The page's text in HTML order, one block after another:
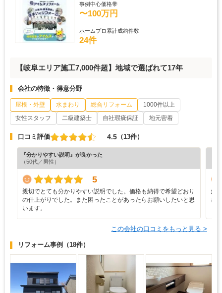
事例中心価格帯
〜100万円
ホームプロ累計成約件数
24件
【岐阜エリア施工7,000件超】地域で選ばれて17年
会社の特徴・得意分野
屋根・外壁 水まわり 総合リフォーム
1000件以上
女性スタッフ
二級建築士 自社瑕疵保証 地元密着
口コミ評価 4.5 （13件）
『分かりやすい説明』が良かった
（50代／男性）
5
親切でとても分かりやすい説明でした。価格も納得で希望どおり
の仕上がりでした。また困ったことがあったらお願いしたいと思
います。
結
感
この会社の口コミをもっと見る >
リフォーム事例 （18件）